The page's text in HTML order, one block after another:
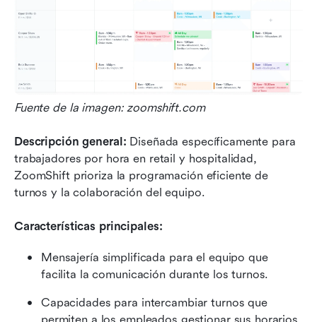
Fuente de la imagen: zoomshift.com
Descripción general: Diseñada específicamente para
trabajadores por hora en retail y hospitalidad,
ZoomShift prioriza la programación eficiente de
turnos y la colaboración del equipo.
Características principales:
Mensajería simplificada para el equipo que
facilita la comunicación durante los turnos.
Capacidades para intercambiar turnos que